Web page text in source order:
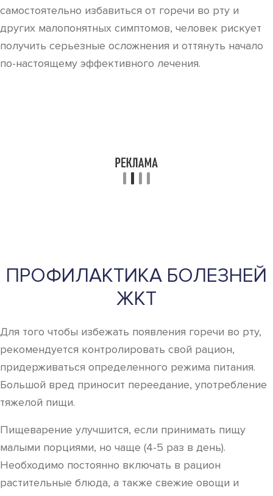
самостоятельно избавиться от горечи во рту и
других малопонятных симптомов, человек рискует
получить серьезные осложнения и оттянуть начало
по-настоящему эффективного лечения.
ПРОФИЛАКТИКА БОЛЕЗНЕЙ
ЖКТ
Для того чтобы избежать появления горечи во рту,
рекомендуется контролировать свой рацион,
придерживаться определенного режима питания.
Большой вред приносит переедание, употребление
тяжелой пищи.
Пищеварение улучшится, если принимать пищу
малыми порциями, но чаще (4-5 раз в день).
Необходимо постоянно включать в рацион
растительные блюда, а также свежие овощи и